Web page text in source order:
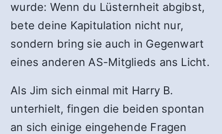
wurde: Wenn du Lüsternheit abgibst,
bete deine Kapitulation nicht nur,
sondern bring sie auch in Gegenwart
eines anderen AS-Mitglieds ans Licht.
Als Jim sich einmal mit Harry B.
unterhielt, fingen die beiden spontan
an sich einige eingehende Fragen